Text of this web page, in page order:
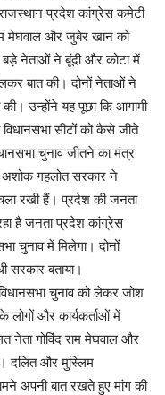
राजस्थान प्रदेश कांग्रेस कमेटी
मेघवाल और जुबेर खान को
बड़े नेताओं ने बूंदी और कोटा में
बात की। दोनों नेताओं ने
उन्होंने यह पूछा कि आगामी
विधानसभा सीटों को कैसे जीते
चुनाव जीतने का मंत्र
अशोक गहलोत सरकार ने
रखी हैं। प्रदेश की जनता
है जनता प्रदेश कांग्रेस
चुनाव में मिलेगा। दोनों
सरकार बताया।
चुनाव को लेकर जोश
और कार्यकर्ताओं में
नेता गोविंद राम मेघवाल और
दलित और मुस्लिम
अपनी बात रखते हुए मांग की